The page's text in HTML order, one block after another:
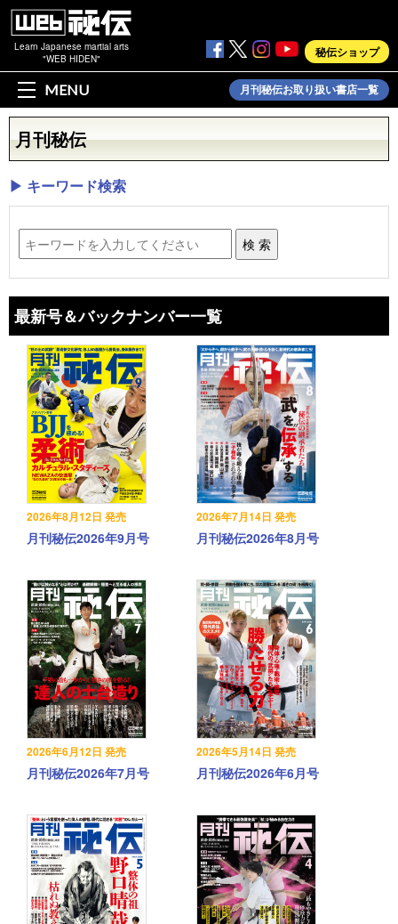
Learn Japanese martial arts
"WEB HIDEN"
秘伝ショップ
MENU 月刊秘伝お取り扱い書店一覧
月刊秘伝
▶ キーワード検索
最新号＆バックナンバー一覧
2026年8月12日 発売
月刊秘伝2026年9月号
2026年7月14日 発売
月刊秘伝2026年8月号
2026年6月12日 発売
月刊秘伝2026年7月号
2026年5月14日 発売
月刊秘伝2026年6月号